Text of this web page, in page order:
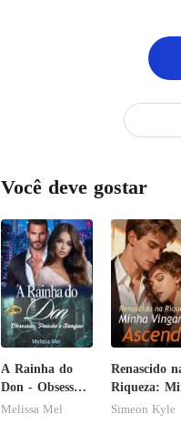
Você deve gostar
A Rainha do
Don - Obsessão,
Paixão e
Melissa Mel
Renascido
Riqueza:
Vingança
Simeon Kyle